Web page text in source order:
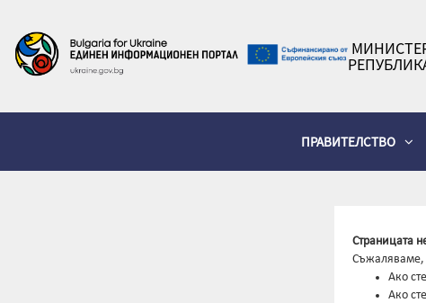
ПРАВИТЕЛСТВО
Страницата
Съжаляваме,
Ако
Ако